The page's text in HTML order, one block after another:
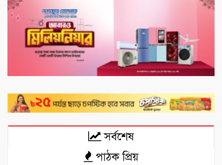
সর্বশেষ
পাঠক প্রিয়